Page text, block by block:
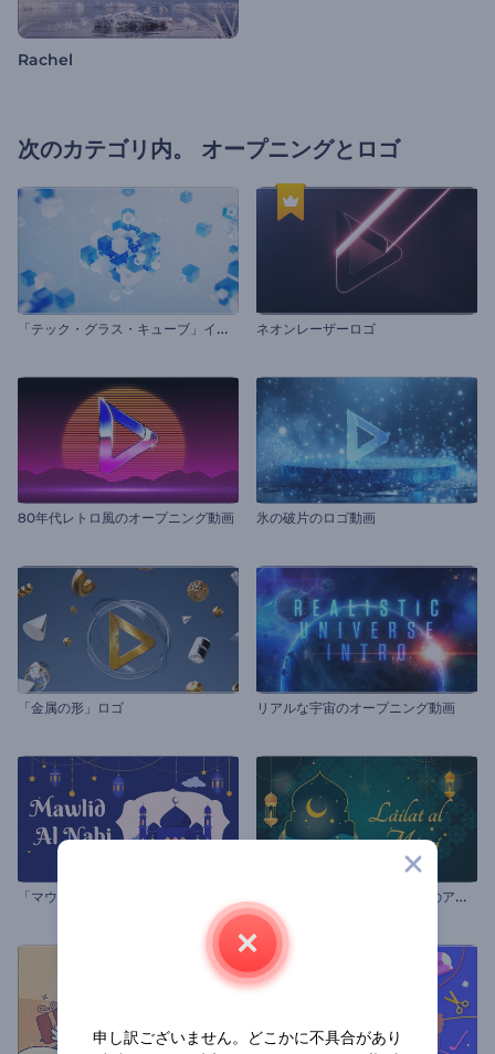
Rachel
次のカテゴリ内。 オープニングとロゴ
「
テック・グラス・キューブ」イントロ動画 ネオンレーザーロゴ
80年代レトロ風のオープニング動画 氷の破片のロゴ動画
「金属の形」ロゴ リアルな宇宙のオープニング動画
ラ
イラート・アル・ミラージのアニメーション
申し訳ございません。どこかに不具合があり